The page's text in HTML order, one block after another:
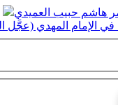
المحقّق:مركز
(عجَّل الله فرجه)